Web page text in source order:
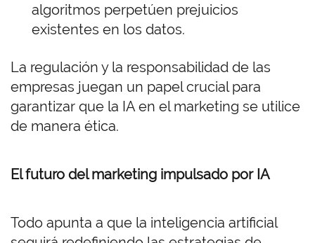
algoritmos perpetúen prejuicios
existentes en los datos.
La regulación y la responsabilidad de las
empresas juegan un papel crucial para
garantizar que la IA en el marketing se utilice
de manera ética.
El futuro del marketing impulsado por IA
Todo apunta a que la inteligencia artificial